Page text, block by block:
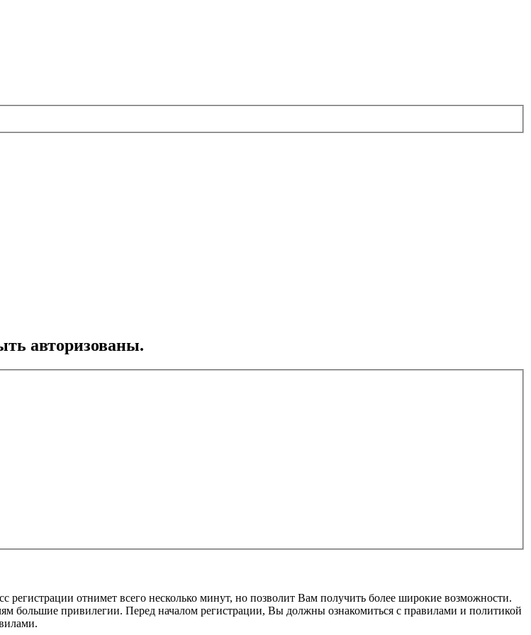
авторизованы.
отнимет всего несколько минут, но позволит Вам получить более широкие возможности.
большие привилегии. Перед началом регистрации, Вы должны ознакомиться с правилами и политикой